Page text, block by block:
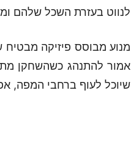
לנווט בעזרת השכל שלהם
מנוע מבוסס פיזיקה
אמור להתנהג כשהשחקן
שיוכל לעוף ברחבי המפה,